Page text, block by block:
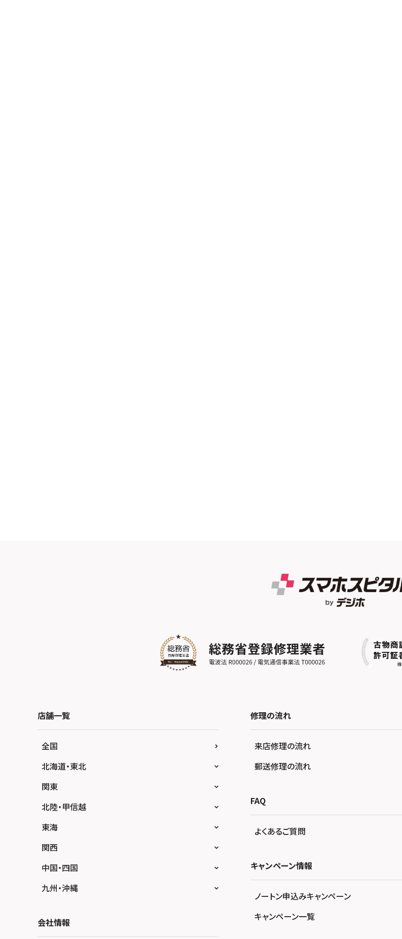
店舗一覧
全国
北海道・東北
スマホスピタル大丸札幌
関東
スマホスピタル宇都宮
スマホスピタル 高崎
スマホスピタル鴻巣
スマホスピタル テルル三芳
スマホスピタル 熊谷
スマホスピタル埼玉大宮
北陸・甲信越
スマホスピタルアル・プラザ小松
スマホスピタル 北陸総合修理センター
スマホスピタル 長野
東海
スマホスピタル岐阜
スマホスピタル 浜松
スマホスピタル静岡パルコ
スマホスピタル名古屋駅前
関西
スマホスピタル 大阪梅田
スマホスピタル by デジホ 梅田地下（うめち
スマホスピタル京橋
スマホスピタル by デジホ天王寺ミオ
中国・四国
スマホスピタル 松江
スマホスピタル高松
九州・沖縄
もち
会社情報
修理の流れ
来店修理の流れ
郵送修理の流れ
FAQ
よくあるご質問
キャンペーン情報
ノートン申込みキャンペーン
キャンペーン一覧